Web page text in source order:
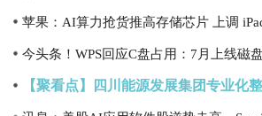
苹果：AI算力抢货推高存储芯片 上调
【聚看点】四川能源发展集团专业化